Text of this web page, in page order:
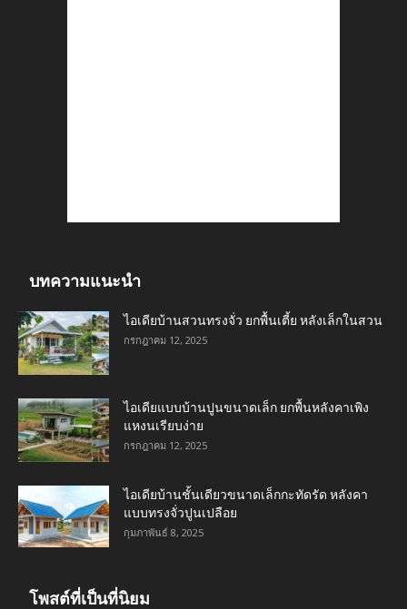
บทความแนะนำ
ไอเดียบ้านสวนทรงจั่ว ยกพื้นเตี้ย หลังเล็กในสวน
กรกฎาคม 12, 2025
ไอเดียแบบบ้านปูนขนาดเล็ก ยกพื้นหลังคาเพิง
แหงนเรียบง่าย
กรกฎาคม 12, 2025
ไอเดียบ้านชั้นเดียวขนาดเล็กกะทัดรัด หลังคา
แบบทรงจั่วปูนเปลือย
กุมภาพันธ์ 8, 2025
โพสต์ที่เป็นที่นิยม